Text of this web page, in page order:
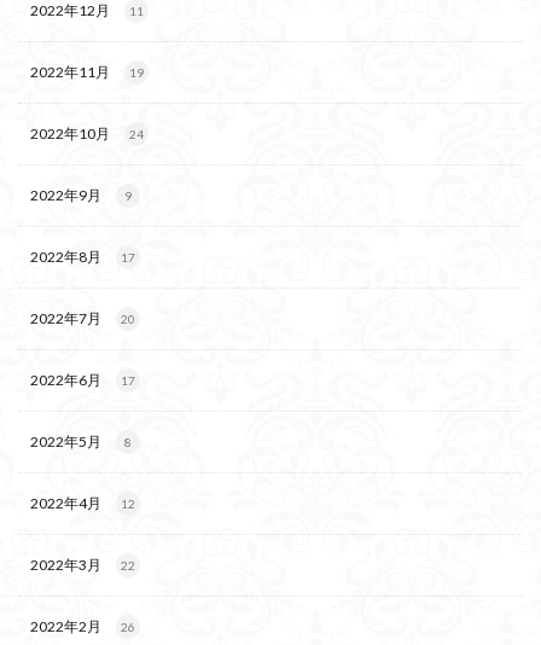
2022年12月 11
2022年11月 19
2022年10月 24
2022年9月 9
2022年8月 17
2022年7月 20
2022年6月 17
2022年5月 8
2022年4月 12
2022年3月 22
2022年2月 26